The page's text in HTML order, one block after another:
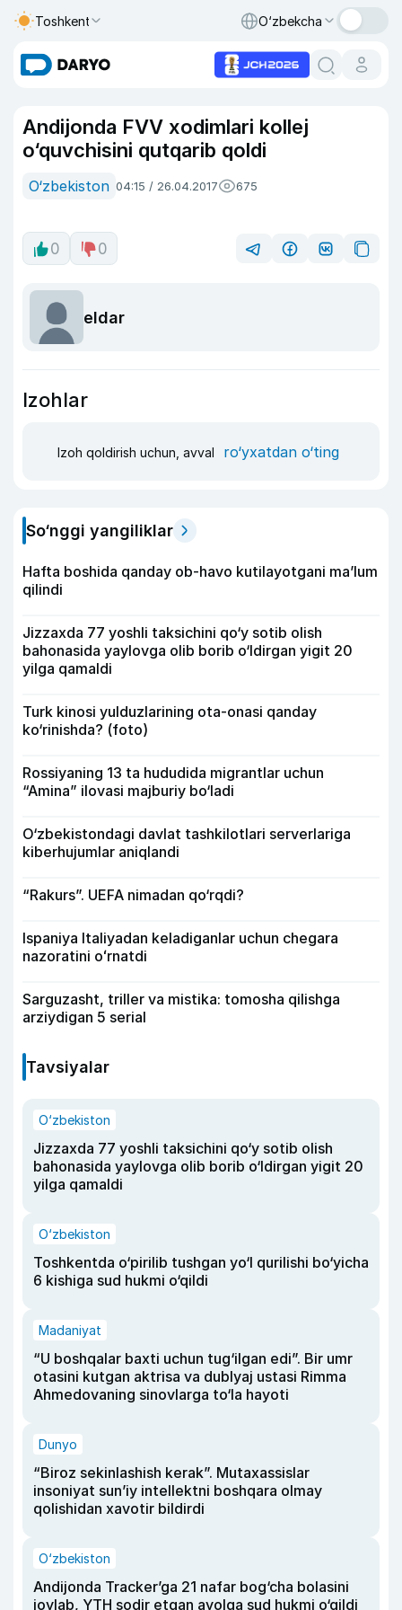
Toshkent O‘zbekcha
Andijonda FVV xodimlari kollej
o‘quvchisini qutqarib qoldi
O‘zbekiston 04:15 / 26.04.2017 675
0 0
eldar
Izohlar
Izoh qoldirish uchun, avval ro‘yxatdan o‘ting
So‘nggi yangiliklar
Hafta boshida qanday ob-havo kutilayotgani ma’lum
qilindi
Jizzaxda 77 yoshli taksichini qo‘y sotib olish
bahonasida yaylovga olib borib o‘ldirgan yigit 20
yilga qamaldi
Turk kinosi yulduzlarining ota-onasi qanday
ko‘rinishda? (foto)
Rossiyaning 13 ta hududida migrantlar uchun
“Amina” ilovasi majburiy bo‘ladi
O‘zbekistondagi davlat tashkilotlari serverlariga
kiberhujumlar aniqlandi
“Rakurs”. UEFA nimadan qo‘rqdi?
Ispaniya Italiyadan keladiganlar uchun chegara
nazoratini oʻrnatdi
Sarguzasht, triller va mistika: tomosha qilishga
arziydigan 5 serial
Tavsiyalar
O‘zbekiston
Jizzaxda 77 yoshli taksichini qo‘y sotib olish
bahonasida yaylovga olib borib o‘ldirgan yigit 20
yilga qamaldi
O‘zbekiston
Toshkentda o‘pirilib tushgan yo‘l qurilishi bo‘yicha
6 kishiga sud hukmi o‘qildi
Madaniyat
“U boshqalar baxti uchun tug‘ilgan edi”. Bir umr
otasini kutgan aktrisa va dublyaj ustasi Rimma
Ahmedovaning sinovlarga to‘la hayoti
Dunyo
“Biroz sekinlashish kerak”. Mutaxassislar
insoniyat sun’iy intellektni boshqara olmay
qolishidan xavotir bildirdi
O‘zbekiston
Andijonda Tracker’ga 21 nafar bog‘cha bolasini
joylab, YTH sodir etgan ayolga sud hukmi o‘qildi